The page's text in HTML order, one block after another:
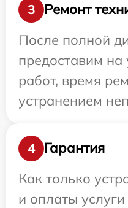
3
Ремонт
После полной
предоставим на
работ, время
устранением
4
Гарантия
Как только
и оплаты